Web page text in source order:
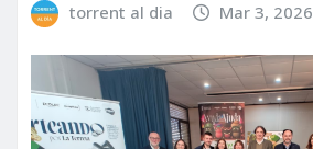
torrent al dia Mar 3, 2026